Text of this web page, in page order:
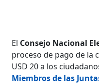
El Consejo Nacional
proceso de pago de la
USD 20 a los
Miembros de las